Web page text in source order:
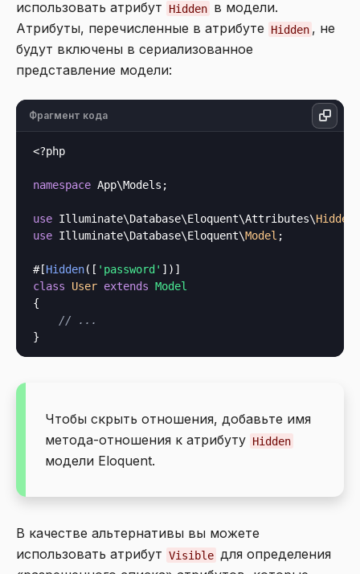
использовать атрибут
Hidden в модели.
Атрибуты, перечисленные в атрибуте
Hidden , не
будут включены в сериализованное
представление модели:
Фрагмент кода
<?php
namespace App\Models;
use Illuminate\Database\Eloquent\Attributes\Hidden
use Illuminate\Database\Eloquent\Model ;
#[Hidden([ 'password'
class
User extends Model
{
// ...
Чтобы скрыть отношения, добавьте имя
метода-отношения к атрибуту Hidden
модели Eloquent.
В качестве альтернативы вы можете
использовать атрибут Visible для определения